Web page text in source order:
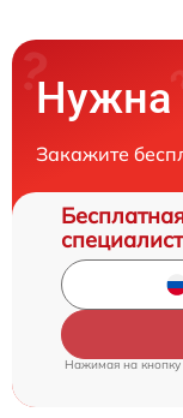
Нужна
Закажите
Нажимая на